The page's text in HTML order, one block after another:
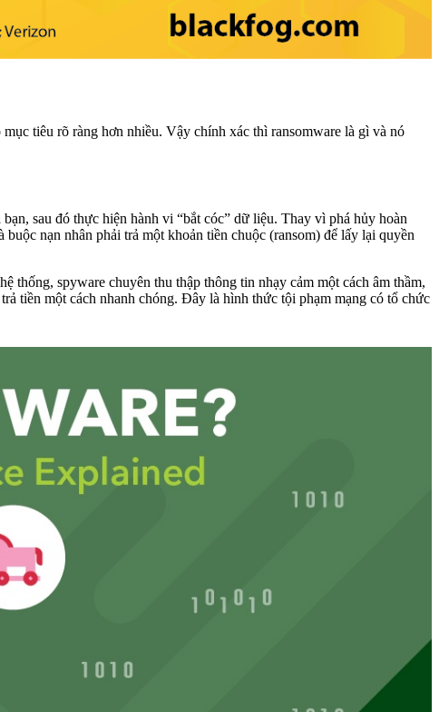
tiêu rõ ràng hơn nhiều. Vậy chính xác thì ransomware là gì và nó
sau đó thực hiện hành vi “bắt cóc” dữ liệu. Thay vì phá hủy hoàn
nạn nhân phải trả một khoản tiền chuộc (ransom) để lấy lại quyền
thống, spyware chuyên thu thập thông tin nhạy cảm một cách âm thầm,
tiền một cách nhanh chóng. Đây là hình thức tội phạm mạng có tổ chức